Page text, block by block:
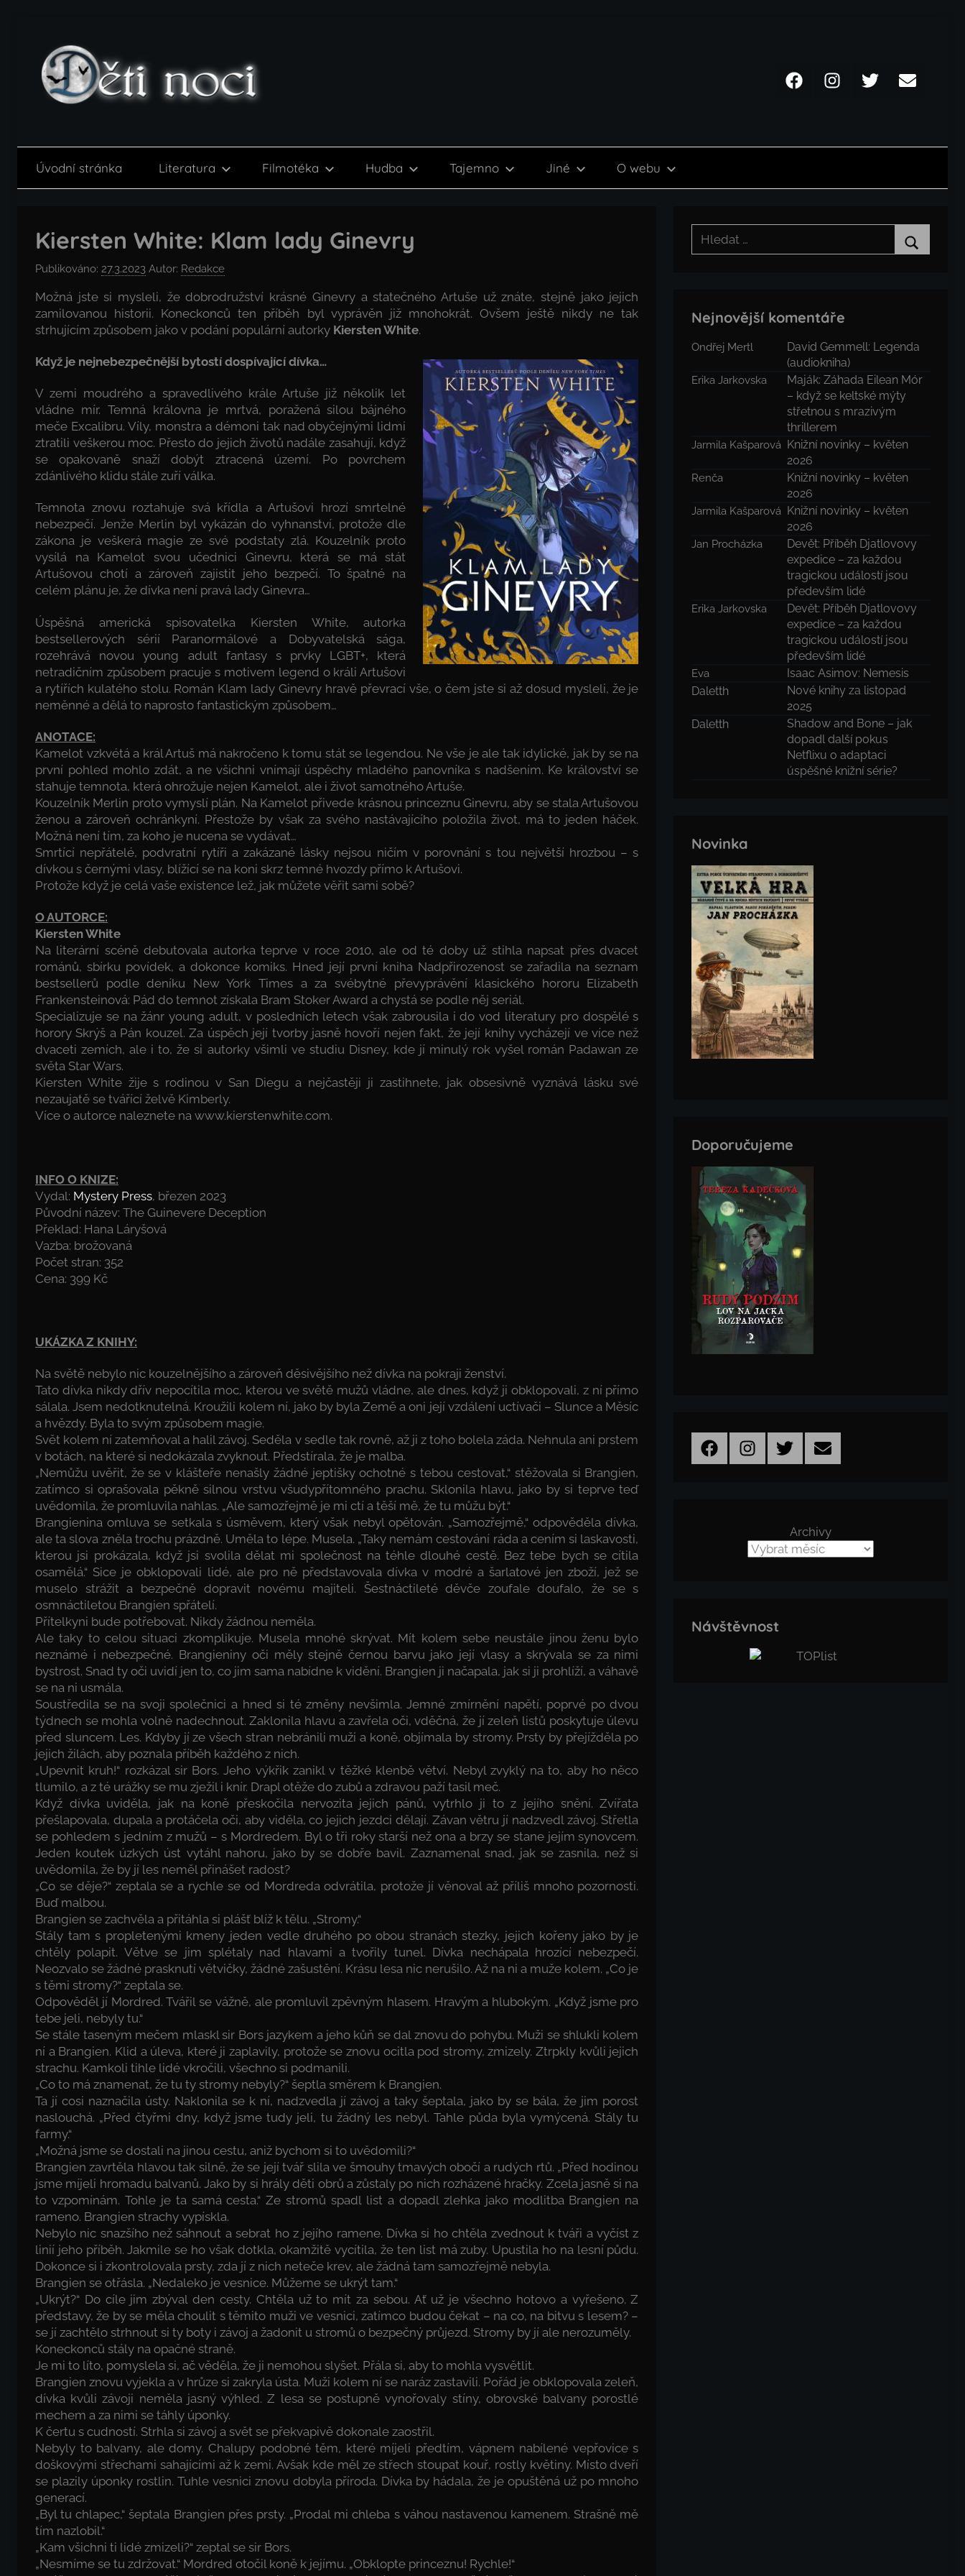
obsahu
noci
FacebookInstagramTwitterEmail
Úvodní stránka Literatura Filmotéka Hudba Tajemno Jiné O webu
Kiersten White: Klam lady Ginevry
Publikováno: 27.3.2023 Autor: Redakce
Možná jste si mysleli, že dobrodružství krásné Ginevry a statečného Artuše už znáte, stejně jako jejich
zamilovanou historii. Koneckonců ten příběh byl vyprávěn již mnohokrát. Ovšem ještě nikdy ne tak
strhujícím způsobem jako v podání populární autorky Kiersten White.
Když je nejnebezpečnější bytostí dospívající dívka…
V zemi moudrého a spravedlivého krále Artuše již několik let
vládne mír. Temná královna je mrtvá, poražená silou bájného
meče Excalibru. Víly, monstra a démoni tak nad obyčejnými lidmi
ztratili veškerou moc. Přesto do jejich životů nadále zasahují, když
se opakovaně snaží dobýt ztracená území. Po povrchem
zdánlivého klidu stále zuří válka.
Temnota znovu roztahuje svá křídla a Artušovi hrozí smrtelné
nebezpečí. Jenže Merlin byl vykázán do vyhnanství, protože dle
zákona je veškerá magie ze své podstaty zlá. Kouzelník proto
vysílá na Kamelot svou učednici Ginevru, která se má stát
Artušovou chotí a zároveň zajistit jeho bezpečí. To špatné na
celém plánu je, že dívka není pravá lady Ginevra…
Úspěšná americká spisovatelka Kiersten White, autorka
bestsellerových sérií Paranormálové a Dobyvatelská sága,
rozehrává novou young adult fantasy s prvky LGBT+, která
netradičním způsobem pracuje s motivem legend o králi Artušovi
a rytířích kulatého stolu. Román Klam lady Ginevry hravě převrací vše, o čem jste si až dosud mysleli, že je
neměnné a dělá to naprosto fantastickým způsobem…
ANOTACE:
Kamelot vzkvétá a král Artuš má nakročeno k tomu stát se legendou. Ne vše je ale tak idylické, jak by se na
první pohled mohlo zdát, a ne všichni vnímají úspěchy mladého panovníka s nadšením. Ke království se
stahuje temnota, která ohrožuje nejen Kamelot, ale i život samotného Artuše.
Kouzelník Merlin proto vymyslí plán. Na Kamelot přivede krásnou princeznu Ginevru, aby se stala Artušovou
ženou a zároveň ochránkyní. Přestože by však za svého nastávajícího položila život, má to jeden háček.
Možná není tím, za koho je nucena se vydávat…
Smrtící nepřátelé, podvratní rytíři a zakázané lásky nejsou ničím v porovnání s tou největší hrozbou – s
dívkou s černými vlasy, blížící se na koni skrz temné hvozdy přímo k Artušovi.
Protože když je celá vaše existence lež, jak můžete věřit sami sobě?
O AUTORCE:
Kiersten White
Na literární scéně debutovala autorka teprve v roce 2010, ale od té doby už stihla napsat přes dvacet
románů, sbírku povídek, a dokonce komiks. Hned její první kniha Nadpřirozenost se zařadila na seznam
bestsellerů podle deníku New York Times a za svébytné převyprávění klasického hororu Elizabeth
Frankensteinová: Pád do temnot získala Bram Stoker Award a chystá se podle něj seriál.
Specializuje se na žánr young adult, v posledních letech však zabrousila i do vod literatury pro dospělé s
horory Skrýš a Pán kouzel. Za úspěch její tvorby jasně hovoří nejen fakt, že její knihy vycházejí ve více než
dvaceti zemích, ale i to, že si autorky všimli ve studiu Disney, kde jí minulý rok vyšel román Padawan ze
světa Star Wars.
Kiersten White žije s rodinou v San Diegu a nejčastěji ji zastihnete, jak obsesivně vyznává lásku své
nezaujatě se tvářící želvě Kimberly.
Více o autorce naleznete na www.kierstenwhite.com.
INFO O KNIZE:
Vydal: Mystery Press, březen 2023
Původní název: The Guinevere Deception
Překlad: Hana Láryšová
Vazba: brožovaná
Počet stran: 352
Cena: 399 Kč
UKÁZKA Z KNIHY:
Na světě nebylo nic kouzelnějšího a zároveň děsivějšího než dívka na pokraji ženství.
Tato dívka nikdy dřív nepocítila moc, kterou ve světě mužů vládne, ale dnes, když ji obklopovali, z ní přímo
sálala. Jsem nedotknutelná. Kroužili kolem ní, jako by byla Země a oni její vzdálení uctívači – Slunce a Měsíc
a hvězdy. Byla to svým způsobem magie.
Svět kolem ní zatemňoval a halil závoj. Seděla v sedle tak rovně, až ji z toho bolela záda. Nehnula ani prstem
v botách, na které si nedokázala zvyknout. Předstírala, že je malba.
„Nemůžu uvěřit, že se v klášteře nenašly žádné jeptišky ochotné s tebou cestovat,“ stěžovala si Brangien,
zatímco si oprašovala pěkně silnou vrstvu všudypřítomného prachu. Sklonila hlavu, jako by si teprve teď
uvědomila, že promluvila nahlas. „Ale samozřejmě je mi ctí a těší mě, že tu můžu být.“
Brangienina omluva se setkala s úsměvem, který však nebyl opětován. „Samozřejmě,“ odpověděla dívka,
ale ta slova zněla trochu prázdně. Uměla to lépe. Musela. „Taky nemám cestování ráda a cením si laskavosti,
kterou jsi prokázala, když jsi svolila dělat mi společnost na téhle dlouhé cestě. Bez tebe bych se cítila
osamělá.“ Sice je obklopovali lidé, ale pro ně představovala dívka v modré a šarlatové jen zboží, jež se
muselo strážit a bezpečně dopravit novému majiteli. Šestnáctileté děvče zoufale doufalo, že se s
osmnáctiletou Brangien spřátelí.
Přítelkyni bude potřebovat. Nikdy žádnou neměla.
Ale taky to celou situaci zkomplikuje. Musela mnohé skrývat. Mít kolem sebe neustále jinou ženu bylo
neznámé i nebezpečné. Brangieniny oči měly stejně černou barvu jako její vlasy a skrývala se za nimi
bystrost. Snad ty oči uvidí jen to, co jim sama nabídne k vidění. Brangien ji načapala, jak si ji prohlíží, a váhavě
se na ni usmála.
Soustředila se na svoji společnici a hned si té změny nevšimla. Jemné zmírnění napětí, poprvé po dvou
týdnech se mohla volně nadechnout. Zaklonila hlavu a zavřela oči, vděčná, že jí zeleň listů poskytuje úlevu
před sluncem. Les. Kdyby jí ze všech stran nebránili muži a koně, objímala by stromy. Prsty by přejížděla po
jejich žilách, aby poznala příběh každého z nich.
„Upevnit kruh!“ rozkázal sir Bors. Jeho výkřik zanikl v těžké klenbě větví. Nebyl zvyklý na to, aby ho něco
tlumilo, a z té urážky se mu zježil i knír. Drapl otěže do zubů a zdravou paží tasil meč.
Když dívka uviděla, jak na koně přeskočila nervozita jejich pánů, vytrhlo ji to z jejího snění. Zvířata
přešlapovala, dupala a protáčela oči, aby viděla, co jejich jezdci dělají. Závan větru jí nadzvedl závoj. Střetla
se pohledem s jedním z mužů – s Mordredem. Byl o tři roky starší než ona a brzy se stane jejím synovcem.
Jeden koutek úzkých úst vytáhl nahoru, jako by se dobře bavil. Zaznamenal snad, jak se zasnila, než si
uvědomila, že by jí les neměl přinášet radost?
„Co se děje?“ zeptala se a rychle se od Mordreda odvrátila, protože jí věnoval až příliš mnoho pozornosti.
Buď malbou.
Brangien se zachvěla a přitáhla si plášť blíž k tělu. „Stromy.“
Stály tam s propletenými kmeny jeden vedle druhého po obou stranách stezky, jejich kořeny jako by je
chtěly polapit. Větve se jim splétaly nad hlavami a tvořily tunel. Dívka nechápala hrozící nebezpečí.
Neozvalo se žádné prasknutí větvičky, žádné zašustění. Krásu lesa nic nerušilo. Až na ni a muže kolem. „Co je
s těmi stromy?“ zeptala se.
Odpověděl jí Mordred. Tvářil se vážně, ale promluvil zpěvným hlasem. Hravým a hlubokým. „Když jsme pro
tebe jeli, nebyly tu.“
Se stále taseným mečem mlaskl sir Bors jazykem a jeho kůň se dal znovu do pohybu. Muži se shlukli kolem
ní a Brangien. Klid a úleva, které ji zaplavily, protože se znovu ocitla pod stromy, zmizely. Ztrpkly kvůli jejich
strachu. Kamkoli tihle lidé vkročili, všechno si podmanili.
„Co to má znamenat, že tu ty stromy nebyly?“ šeptla směrem k Brangien.
Ta jí cosi naznačila ústy. Naklonila se k ní, nadzvedla jí závoj a taky šeptala, jako by se bála, že jim porost
naslouchá. „Před čtyřmi dny, když jsme tudy jeli, tu žádný les nebyl. Tahle půda byla vymýcená. Stály tu
farmy.“
„Možná jsme se dostali na jinou cestu, aniž bychom si to uvědomili?“
Brangien zavrtěla hlavou tak silně, že se její tvář slila ve šmouhy tmavých obočí a rudých rtů. „Před hodinou
jsme míjeli hromadu balvanů. Jako by si hrály děti obrů a zůstaly po nich rozházené hračky. Zcela jasně si na
to vzpomínám. Tohle je ta samá cesta.“ Ze stromů spadl list a dopadl zlehka jako modlitba Brangien na
rameno. Brangien strachy vypískla.
Nebylo nic snazšího než sáhnout a sebrat ho z jejího ramene. Dívka si ho chtěla zvednout k tváři a vyčíst z
linií jeho příběh. Jakmile se ho však dotkla, okamžitě vycítila, že ten list má zuby. Upustila ho na lesní půdu.
Dokonce si i zkontrolovala prsty, zda jí z nich neteče krev, ale žádná tam samozřejmě nebyla.
Brangien se otřásla. „Nedaleko je vesnice. Můžeme se ukrýt tam.“
„Ukrýt?“ Do cíle jim zbýval den cesty. Chtěla už to mít za sebou. Ať už je všechno hotovo a vyřešeno. Z
představy, že by se měla choulit s těmito muži ve vesnici, zatímco budou čekat – na co, na bitvu s lesem? –
se jí zachtělo strhnout si ty boty i závoj a žadonit u stromů o bezpečný průjezd. Stromy by jí ale nerozuměly.
Koneckonců stály na opačné straně.
Je mi to líto, pomyslela si, ač věděla, že ji nemohou slyšet. Přála si, aby to mohla vysvětlit.
Brangien znovu vyjekla a v hrůze si zakryla ústa. Muži kolem ní se naráz zastavili. Pořád je obklopovala zeleň,
dívka kvůli závoji neměla jasný výhled. Z lesa se postupně vynořovaly stíny, obrovské balvany porostlé
mechem a za nimi se táhly úponky.
K čertu s cudností. Strhla si závoj a svět se překvapivě dokonale zaostřil.
Nebyly to balvany, ale domy. Chalupy podobné těm, které míjeli předtím, vápnem nabílené vepřovice s
doškovými střechami sahajícími až k zemi. Avšak kde měl ze střech stoupat kouř, rostly květiny. Místo dveří
se plazily úponky rostlin. Tuhle vesnici znovu dobyla příroda. Dívka by hádala, že je opuštěná už po mnoho
generací.
„Byl tu chlapec,“ šeptala Brangien přes prsty. „Prodal mi chleba s váhou nastavenou kamenem. Strašně mě
tím nazlobil.“
„Kam všichni ti lidé zmizeli?“ zeptal se sir Bors.
„Nesmíme se tu zdržovat.“ Mordred otočil koně k jejímu. „Obklopte princeznu! Rychle!“
Hledat:
Nejnovější komentáře
Ondřej Mertl
David Gemmell: Legenda
(audiokniha)
Erika Jarkovska
Maják: Záhada Eilean Mór
– když se keltské mýty
střetnou s mrazivým
thrillerem
Jarmila Kašparová Knižní novinky – květen
2026
Renča
Knižní novinky – květen
2026
Jarmila Kašparová Knižní novinky – květen
2026
Jan Procházka
Devět: Příběh Djatlovovy
expedice – za každou
tragickou událostí jsou
především lidé
Erika Jarkovska
Devět: Příběh Djatlovovy
expedice – za každou
tragickou událostí jsou
především lidé
Eva
Isaac Asimov: Nemesis
Daletth
Nové knihy za listopad
2025
Daletth
Shadow and Bone – jak
dopadl další pokus
Netflixu o adaptaci
úspěšné knižní série?
Novinka
Doporučujeme
FacebookInstagramTwitterEmail
Archivy
Návštěvnost